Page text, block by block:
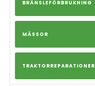
BRÄNSLEFÖRBRUKNING
MÄSSOR
TRAKTORREPARATIONER